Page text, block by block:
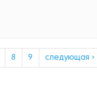
8 9 следующая ›